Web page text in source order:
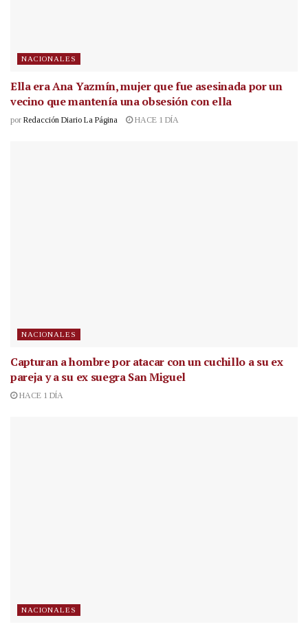
NACIONALES
Ella era Ana Yazmín, mujer que fue asesinada por un
vecino que mantenía una obsesión con ella
por Redacción Diario La Página HACE 1 DÍA
NACIONALES
Capturan a hombre por atacar con un cuchillo a su ex
pareja y a su ex suegra San Miguel
HACE 1 DÍA
NACIONALES